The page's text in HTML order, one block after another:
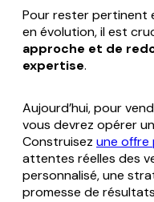
Pour rester pertinent
en évolution, il est
approche et de
expertise.
Aujourd’hui, pour
vous devrez opérer
Construisez une offre
attentes réelles des
personnalisé, une
promesse de